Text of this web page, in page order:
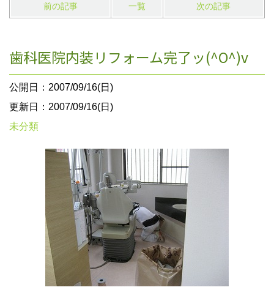
前の記事 一覧 次の記事
歯科医院内装リフォーム完了ッ(^O^)v
公開日：2007/09/16(日)
更新日：2007/09/16(日)
未分類